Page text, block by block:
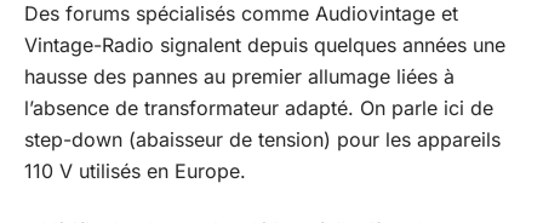
Des forums spécialisés comme Audiovintage et
Vintage-Radio signalent depuis quelques années une
hausse des pannes au premier allumage liées à
l’absence de transformateur adapté. On parle ici de
step-down (abaisseur de tension) pour les appareils
110 V utilisés en Europe.